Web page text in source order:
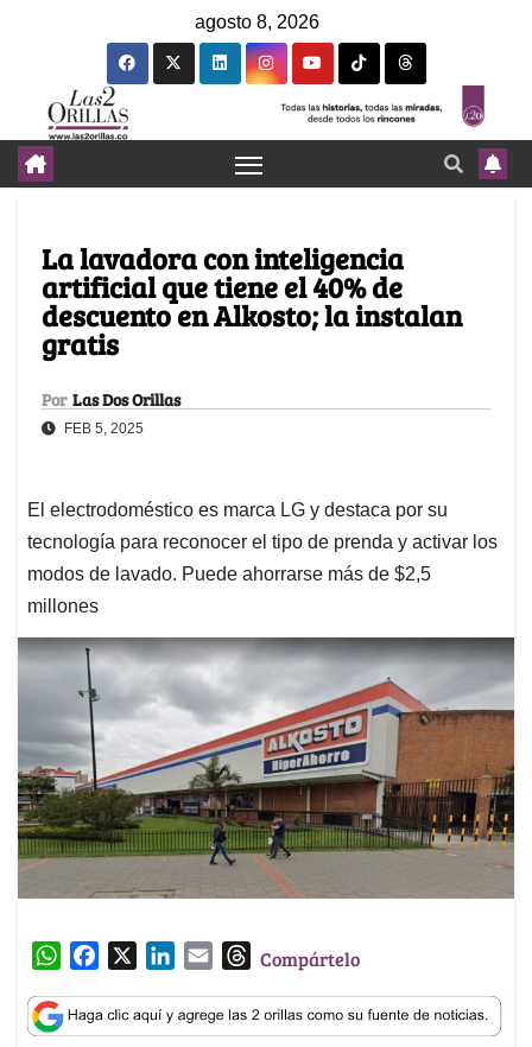
agosto 8, 2026
La lavadora con inteligencia
artificial que tiene el 40% de
descuento en Alkosto; la instalan
gratis
Por Las Dos Orillas
FEB 5, 2025
El electrodoméstico es marca LG y destaca por su
tecnología para reconocer el tipo de prenda y activar los
modos de lavado. Puede ahorrarse más de $2,5
millones
W
a
t
c
e
n
k
a
i
T
r
e
Compártelo